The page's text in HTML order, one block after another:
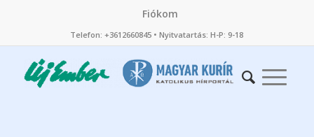
Fiókom
Telefon: +3612660845 • Nyitvatartás: H-P: 9-18